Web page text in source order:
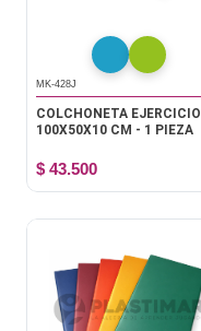
MK-428J
COLCHONETA EJERCICIO
100X50X10 CM - 1 PIEZA
$ 43.500